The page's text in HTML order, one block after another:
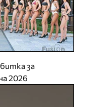
за
2026